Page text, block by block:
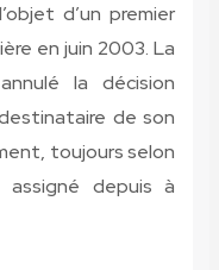
d’un premier
en juin 2003. La
la décision
de son
toujours selon
depuis à